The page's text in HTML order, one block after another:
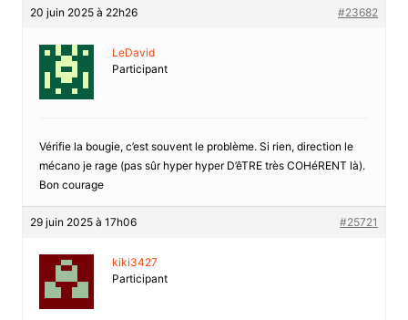
20 juin 2025 à 22h26 #23682
LeDavid
Participant
Vérifie la bougie, c’est souvent le problème. Si rien, direction le
mécano je rage (pas sûr hyper hyper D’êTRE très COHéRENT là).
Bon courage
29 juin 2025 à 17h06 #25721
kiki3427
Participant